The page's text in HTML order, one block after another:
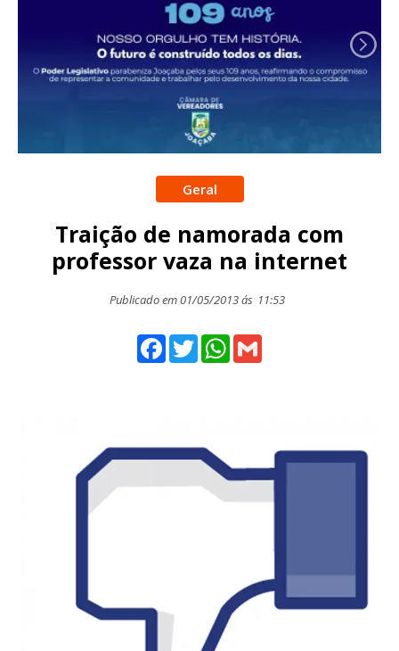
Geral
Traição de namorada com
professor vaza na internet
Publicado em 01/05/2013 ás 11:53
Facebook
TwitterWhatsApp